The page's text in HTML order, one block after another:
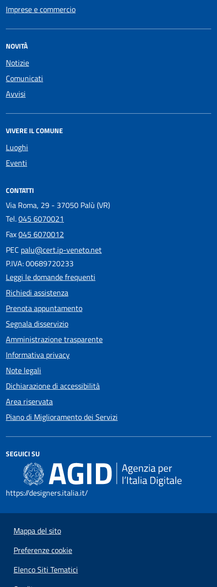
Imprese e commercio
NOVITÀ
Notizie
Comunicati
Avvisi
VIVERE IL COMUNE
Luoghi
Eventi
CONTATTI
Via Roma, 29 - 37050 Palù (VR)
Tel.045 6070021
Fax045 6070012
PEC palu@cert.ip-veneto.net
P.IVA: 00689720233
Leggi le domande frequenti
Richiedi assistenza
Prenota appuntamento
Segnala disservizio
Amministrazione trasparente
Informativa privacy
Note legali
Dichiarazione di accessibilità
Area riservata
Piano di Miglioramento dei Servizi
SEGUICI SU
https://designers.italia.it/
Mappa del sito
Preferenze cookie
Elenco Siti Tematici